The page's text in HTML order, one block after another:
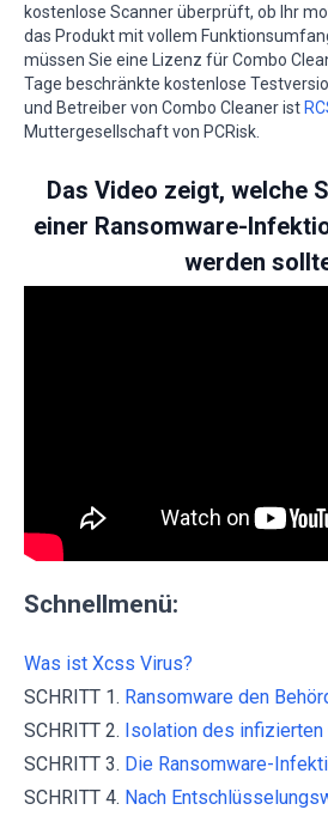
kostenlose Scanner überprüft, ob Ihr
das Produkt mit vollem
müssen Sie eine Lizenz für Combo
Tage beschränkte kostenlose
und Betreiber von Combo Cleaner ist
Muttergesellschaft von PCRisk.
Das Video zeigt, welche
einer Ransomware-
werden
Schnellmenü:
Was ist Xcss Virus?
SCHRITT 1. Ransomware den
SCHRITT 2. Isolation des infizierten
SCHRITT 3. Die Ransomware-
SCHRITT 4. Nach